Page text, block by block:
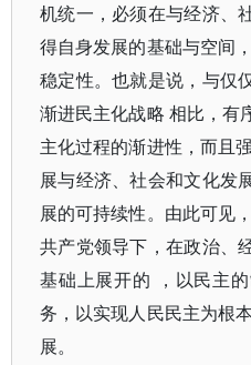
机统一，必须在与经济、
得自身发展的基础与空间
稳定性。也就是说，与仅
渐进民主化战略 相比，有
主化过程的渐进性，而且
展与经济、社会和文化发
展的可持续性。由此可见
共产党领导下，在政治、
基础上展开的 ，以民主
务，以实现人民民主为根
展。